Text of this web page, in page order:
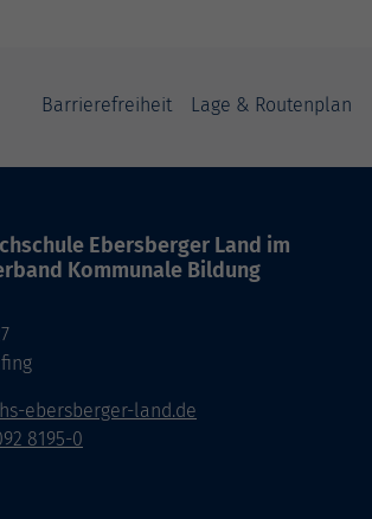
Barrierefreiheit Lage & Routenplan
Ebersberger Land im
Kommunale Bildung
ebersberger-land.de
8195-0